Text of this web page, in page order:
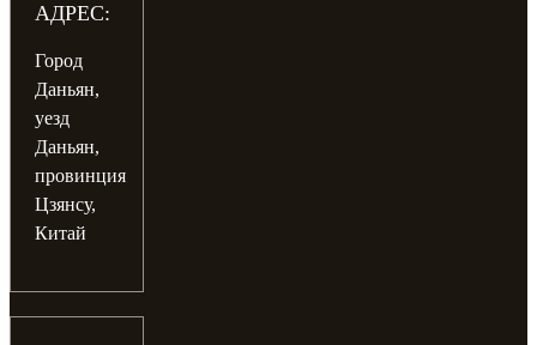
АДРЕС:
Город
Даньян,
уезд
Даньян,
провинция
Цзянсу,
Китай